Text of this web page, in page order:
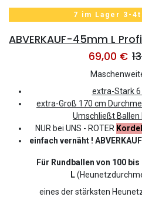
7 im Lager 3-
69,00 €
extra-Stark
extra-Groß 170 cm
Umschließt Ballen
NUR bei UNS - ROTER Kordel
einfach vernäht !
Für Rundballen von 100
L
eines der stärksten